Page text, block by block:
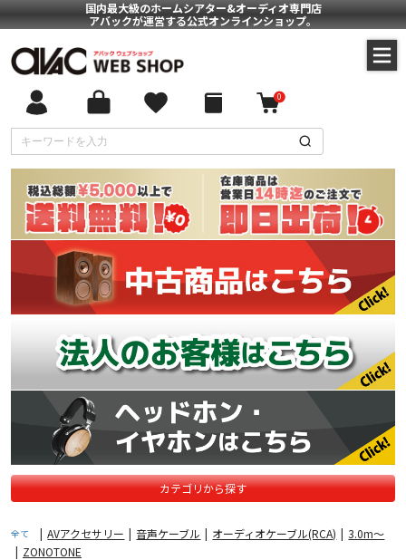
国内最大級のホームシアター&オーディオ専門店
アバックが運営する公式オンラインショップ。
0
カテゴリから探す
全て | AVアクセサリー | 音声ケーブル | オーディオケーブル(RCA) | 3.0m〜
| ZONOTONE